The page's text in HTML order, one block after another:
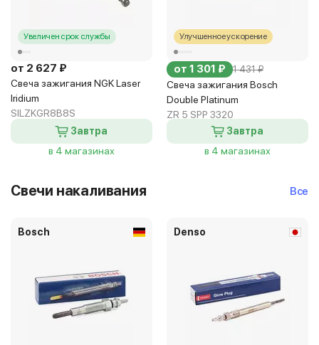
Увеличен срок службы
от 2 627 ₽
Свеча зажигания NGK Laser
Iridium
SILZKGR8B8S
Завтра
в 4 магазинах
Улучшенное ускорение
от 1 301 ₽ 1 431 ₽
Свеча зажигания Bosch
Double Platinum
ZR 5 SPP 3320
Завтра
в 4 магазинах
Свечи накаливания Все
Bosch Denso